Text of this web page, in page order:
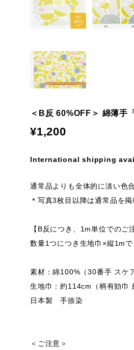
＜B反 60%OFF＞ 綿薄手
¥1,200
International shipping
通常品よりも全体的に淡い色
＊写真3枚目以降は通常品を掲
【B反につき、1m単位でのご
数量1つにつき生地巾×縦1m
素材：綿100%（30番手 スケ
生地巾：約114cm（柄有効巾
日本製 手捺染
＜ご注意＞